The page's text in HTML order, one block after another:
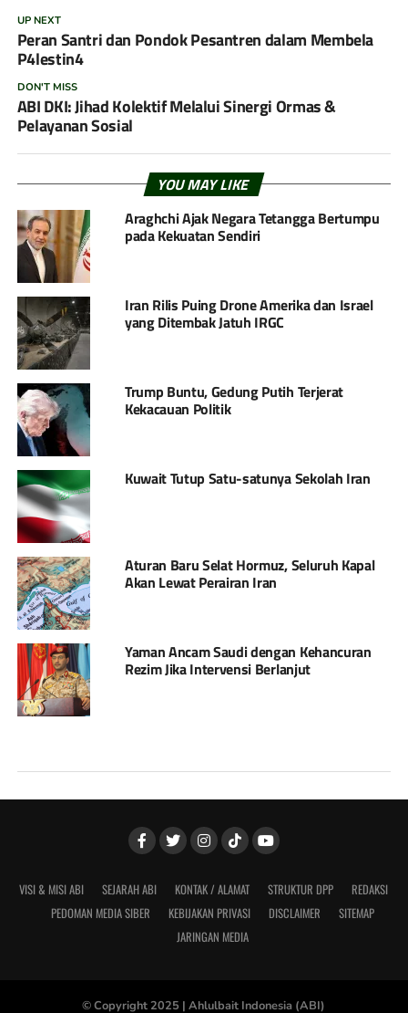
UP NEXT
Peran Santri dan Pondok Pesantren dalam Membela
P4lestin4
DON'T MISS
ABI DKI: Jihad Kolektif Melalui Sinergi Ormas &
Pelayanan Sosial
YOU MAY LIKE
Araghchi Ajak Negara Tetangga Bertumpu
pada Kekuatan Sendiri
Iran Rilis Puing Drone Amerika dan Israel
yang Ditembak Jatuh IRGC
Trump Buntu, Gedung Putih Terjerat
Kekacauan Politik
Kuwait Tutup Satu-satunya Sekolah Iran
Aturan Baru Selat Hormuz, Seluruh Kapal
Akan Lewat Perairan Iran
Yaman Ancam Saudi dengan Kehancuran
Rezim Jika Intervensi Berlanjut
VISI & MISI ABI SEJARAH ABI KONTAK / ALAMAT STRUKTUR DPP
REDAKSI
PEDOMAN MEDIA SIBER
KEBIJAKAN PRIVASI DISCLAIMER
SITEMAP
JARINGAN MEDIA
© Copyright 2025 | Ahlulbait Indonesia (ABI)